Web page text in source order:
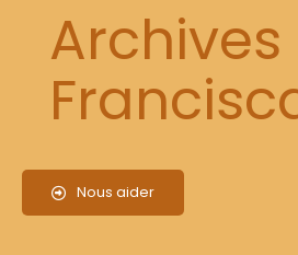
Archives
Nous aider